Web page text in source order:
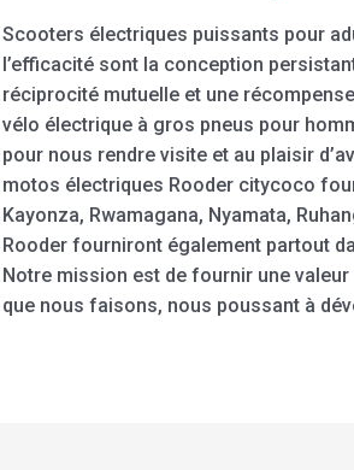
Scooters électriques puissants pour
l’efficacité sont la conception
réciprocité mutuelle et une
vélo électrique à gros pneus pour
pour nous rendre visite et au plaisir
motos électriques Rooder citycoco
Kayonza, Rwamagana, Nyamata,
Rooder fourniront également partout
Notre mission est de fournir une
que nous faisons, nous poussant à